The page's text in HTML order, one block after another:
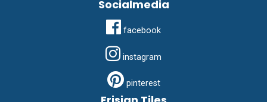
Socialmedia
facebook
instagram
pinterest